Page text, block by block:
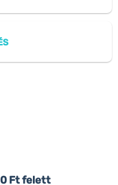
Ft felett